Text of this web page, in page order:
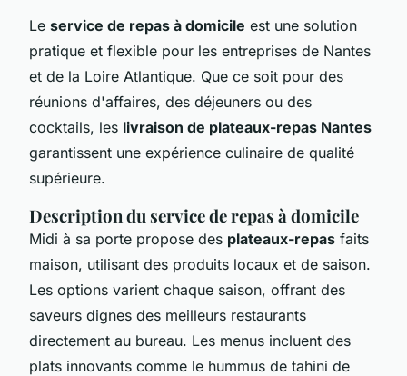
Le service de repas à domicile est une solution
pratique et flexible pour les entreprises de Nantes
et de la Loire Atlantique. Que ce soit pour des
réunions d'affaires, des déjeuners ou des
cocktails, les livraison de plateaux-repas Nantes
garantissent une expérience culinaire de qualité
supérieure.
Description du service de repas à domicile
Midi à sa porte propose des plateaux-repas faits
maison, utilisant des produits locaux et de saison.
Les options varient chaque saison, offrant des
saveurs dignes des meilleurs restaurants
directement au bureau. Les menus incluent des
plats innovants comme le hummus de tahini de